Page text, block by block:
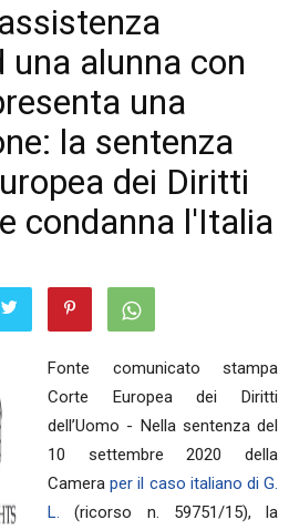
alunna con
una
la sentenza
dei Diritti
condanna l'Italia
Fonte comunicato stampa
Corte Europea dei Diritti
dell’Uomo - Nella sentenza del
10 settembre 2020 della
Cameraper il caso italiano di G.
L. (ricorso n. 59751/15), la